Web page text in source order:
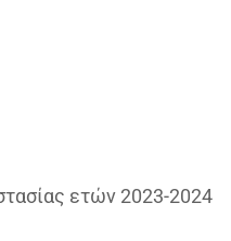
ετών 2023-2024